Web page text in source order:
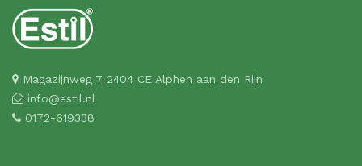
Magazijnweg 7 2404 CE Alphen aan den Rijn
info@estil.nl
0172-619338